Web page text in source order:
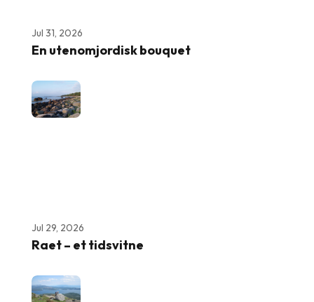
Jul 31, 2026
En utenomjordisk bouquet
Jul 29, 2026
Raet – et tidsvitne